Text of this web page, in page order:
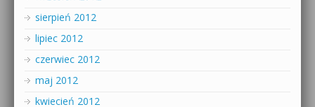
sierpień 2012
lipiec 2012
czerwiec 2012
maj 2012
kwiecień 2012